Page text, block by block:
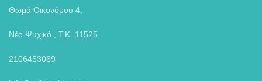
Θωμά Οικονόμου 4,
Νέο Ψυχικό , Τ.Κ. 11525
2106453069